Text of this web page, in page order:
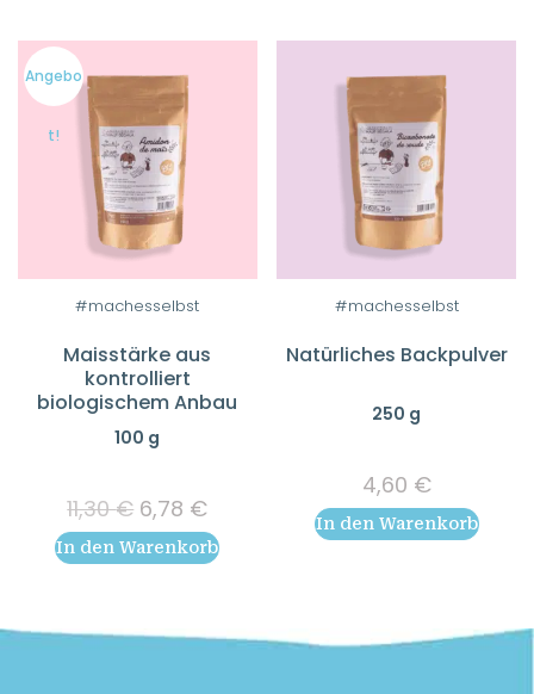
gewählt
werden
Angebo
t!
#machesselbst
Maisstärke aus
kontrolliert
biologischem Anbau
100 g
11,30€ Ursprünglicher
Preis
war:
6,78 €Aktueller
Preis
ist:
In den Warenkorb
#machesselbst
Natürliches Backpulver
250 g
4,60 €
In den Warenkorb